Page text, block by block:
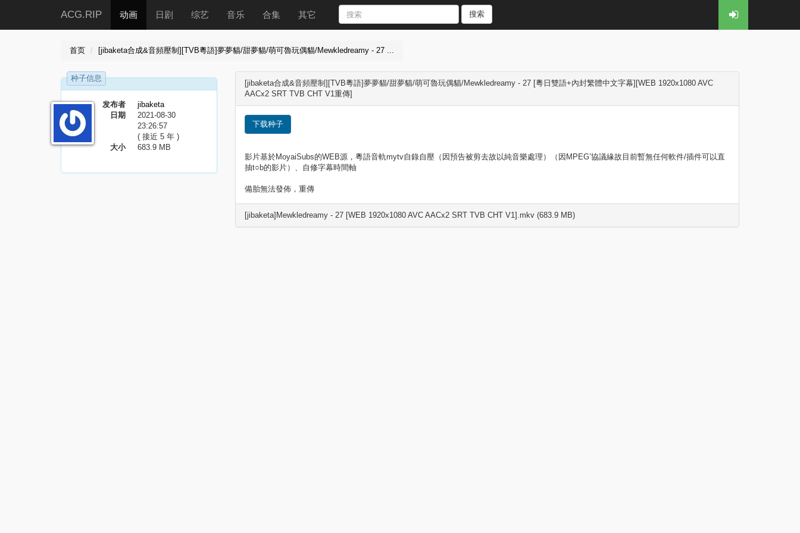
ACG.RIP 动画 日剧 综艺 音乐 合集 其它 搜索
首页 [jibaketa合成&音頻壓制][TVB粵語]夢夢貓/甜夢貓/萌可魯玩偶貓/Mewkledreamy - 27 ...
种子信息
发布者
jibaketa
日期
2021-08-30
23:26:57
( 接近 5 年 )
大小
683.9 MB
[jibaketa合成&音頻壓制][TVB粵語]夢夢貓/甜夢貓/萌可魯玩偶貓/Mewkledreamy - 27 [粵日雙語+內封繁體中文字幕][WEB 1920x1080 AVC
AACx2 SRT TVB CHT V1重傳]
下载种子
影片基於MoyaiSubs的WEB源，粵語音軌mytv自錄自壓（因預告被剪去故以純音樂處理）（因MPEG’協議緣故目前暫無任何軟件/插件可以直
抽t○b的影片）、自修字幕時間軸
備胎無法發佈，重傳
[jibaketa]Mewkledreamy - 27 [WEB 1920x1080 AVC AACx2 SRT TVB CHT V1].mkv (683.9 MB)